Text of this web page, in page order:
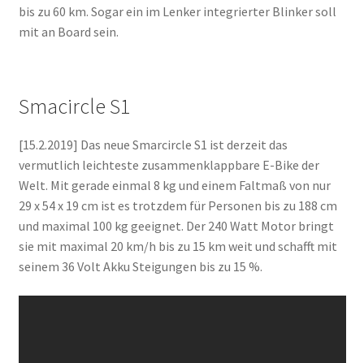
bis zu 60 km. Sogar ein im Lenker integrierter Blinker soll
mit an Board sein.
Smacircle S1
[15.2.2019] Das neue Smarcircle S1 ist derzeit das
vermutlich leichteste zusammenklappbare E-Bike der
Welt. Mit gerade einmal 8 kg und einem Faltmaß von nur
29 x 54 x 19 cm ist es trotzdem für Personen bis zu 188 cm
und maximal 100 kg geeignet. Der 240 Watt Motor bringt
sie mit maximal 20 km/h bis zu 15 km weit und schafft mit
seinem 36 Volt Akku Steigungen bis zu 15 %.